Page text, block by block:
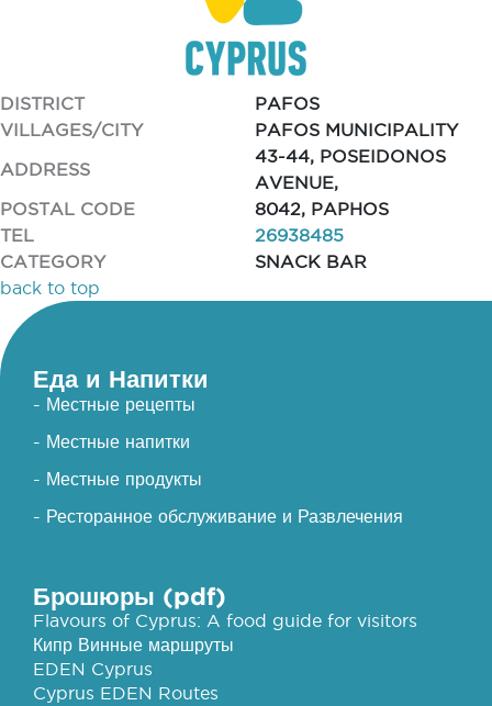
DISTRICT
PAFOS
VILLAGES/CITY
PAFOS MUNICIPALITY
ADDRESS
43-44, POSEIDONOS
AVENUE,
POSTAL CODE
8042, PAPHOS
TEL
26938485
CATEGORY
SNACK BAR
back to top
Еда и Напитки
- Местные рецепты
- Местные напитки
- Местные продукты
- Ресторанное обслуживание и Развлечения
Брошюры (pdf)
Flavours of Cyprus: A food guide for visitors
Кипр Винные маршруты
EDEN Cyprus
Cyprus EDEN Routes